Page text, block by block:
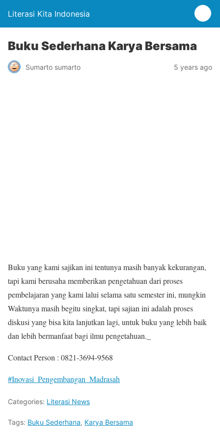
Literasi Kita Indonesia
Buku Sederhana Karya Bersama
Sumarto sumarto 5 years ago
Buku yang kami sajikan ini tentunya masih banyak kekurangan,
tapi kami berusaha memberikan pengetahuan dari proses
pembelajaran yang kami lalui selama satu semester ini, mungkin
Waktunya masih begitu singkat, tapi sajian ini adalah proses
diskusi yang bisa kita lanjutkan lagi, untuk buku yang lebih baik
dan lebih bermanfaat bagi ilmu pengetahuan._
Contact Person : 0821-3694-9568
#Inovasi_Pengembangan_Madrasah
Categories: Literasi News
Tags: Buku Sederhana, Karya Bersama